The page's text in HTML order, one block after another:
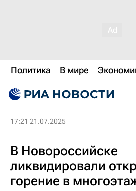
Политика В мире
17:21 21.07.2025
В Новороссийске
ликвидировали
горение в